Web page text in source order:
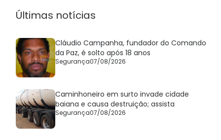
Últimas notícias
Cláudio Campanha, fundador do Comando
da Paz, é solto após 18 anos
Segurança07/08/2026
Caminhoneiro em surto invade cidade
baiana e causa destruição; assista
Segurança07/08/2026